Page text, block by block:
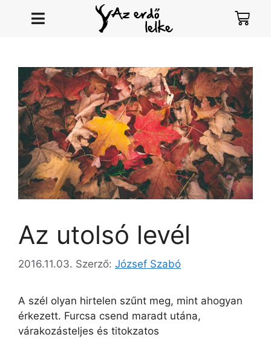
Az utolsó levél
2016.11.03. Szerző: József Szabó
A szél olyan hirtelen szűnt meg, mint ahogyan
érkezett. Furcsa csend maradt utána,
várakozásteljes és titokzatos